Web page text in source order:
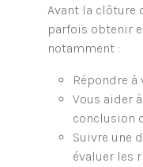
Avant la clôture
parfois obtenir
notamment :
Répondre à
Vous aider
conclusion
Suivre une
évaluer les